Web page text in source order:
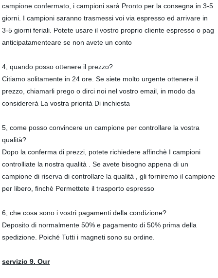
campione confermato, i campioni sarà Pronto per la consegna in 3-5
giorni. I campioni saranno trasmessi voi via espresso ed arrivare in
3-5 giorni feriali. Potete usare il vostro proprio cliente espresso o pag
anticipatamenteare se non avete un conto
4, quando posso ottenere il prezzo?
Citiamo solitamente in 24 ore. Se siete molto urgente ottenere il
prezzo, chiamarli prego o dirci noi nel vostro email, in modo da
considererà La vostra priorità Di inchiesta
5, come posso convincere un campione per controllare la vostra
qualità?
Dopo la conferma di prezzi, potete richiedere affinchè I campioni
controlliate la nostra qualità . Se avete bisogno appena di un
campione di riserva di controllare la qualità , gli forniremo il campione
per libero, finchè Permettete il trasporto espresso
6, che cosa sono i vostri pagamenti della condizione?
Deposito di normalmente 50% e pagamento di 50% prima della
spedizione. Poiché Tutti i magneti sono su ordine.
servizio 9. Our